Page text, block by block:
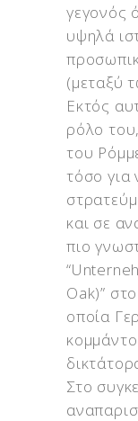
γεγονός
υψηλά
(μεταξύ
Εκτός
ρόλο
του
τόσο για
και σε
πιο
Oak)”
οποία
Στο